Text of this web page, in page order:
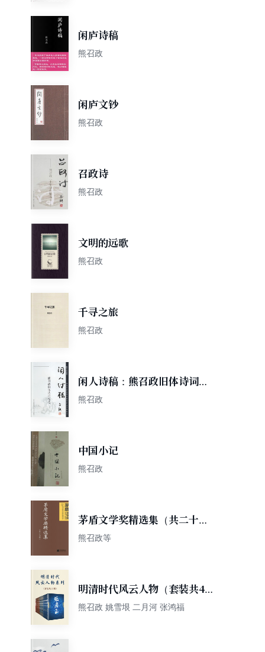
闲庐诗稿
熊召政
闲庐文钞
熊召政
召政诗
熊召政
文明的远歌
熊召政
千寻之旅
熊召政
闲人诗稿：熊召政旧体诗词精
选
熊召政
中国小记
熊召政
茅盾文学奖精选集（共二十四
册）
熊召政等
明清时代风云人物（套装共4
册）
熊召政 姚雪垠 二月河 张鸿福